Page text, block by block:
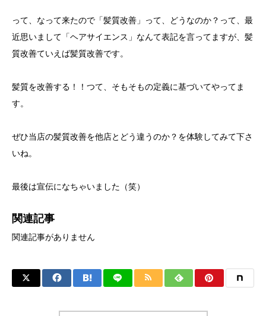
って、なって来たので「髪質改善」って、どうなのか？って、最
近思いまして「ヘアサイエンス」なんて表記を言ってますが、髪
質改善ていえば髪質改善です。
髪質を改善する！！つて、そもそもの定義に基づいてやってま
す。
ぜひ当店の髪質改善を他店とどう違うのか？を体験してみて下さ
いね。
最後は宣伝になちゃいました（笑）
関連記事
関連記事がありません